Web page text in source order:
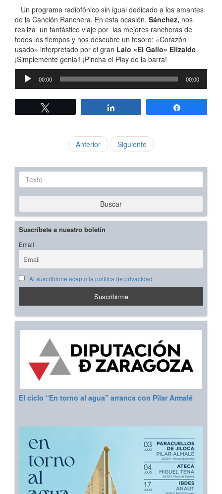
Un programa radiofónico sin igual dedicado a los amantes
de la Canción Ranchera. En esta ocasión, Sánchez, nos
realiza un fantástico viaje por las mejores rancheras de
todos los tiempos y nos descubre un tesoro: «Corazón
usado» interpretado por el gran Lalo «El Gallo» Elizalde
¡Simplemente genial! ¡Pincha el Play de la barra!
Reproductor
00:00 00:00
Anterior Siguiente
Texto
Buscar
Suscríbete a nuestro boletín
Email
Al suscribirme acepto la política de privacidad
El ciclo “En torno al agua” arranca con Pilar Armalé